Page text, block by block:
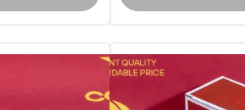
استشعار السرعة